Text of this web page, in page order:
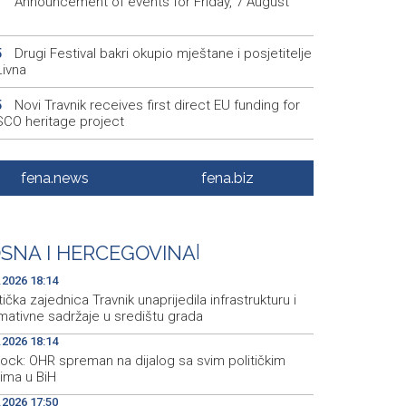
Drugi Festival bakri okupio mještane i posjetitelje
Novi Travnik receives first direct EU funding for
heritage project
Crishock: OHR maintains an open dialogue with
stakeholders in BiH
Španska krajnja ljevica i desnica ujedinjene protiv
kao suorganizatora SP 2030.
fena.news fena.biz
I HERCEGOVINA
18:14
zajednica Travnik unaprijedila infrastrukturu i
sadržaje u središtu grada
18:14
OHR spreman na dijalog sa svim političkim
u BiH
17:50